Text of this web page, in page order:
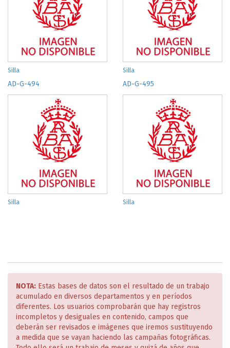
Silla Silla
AD-G-494
Silla
AD-G-495
Silla
NOTA: Estas bases de datos son el resultado de un trabajo
acumulado en diversos departamentos y en períodos
diferentes. Los usuarios comprobarán que hay registros
incompletos y desiguales en contenido, campos que
deberán ser revisados e imágenes que iremos sustituyendo
a medida que se vayan haciendo las campañas fotográficas.